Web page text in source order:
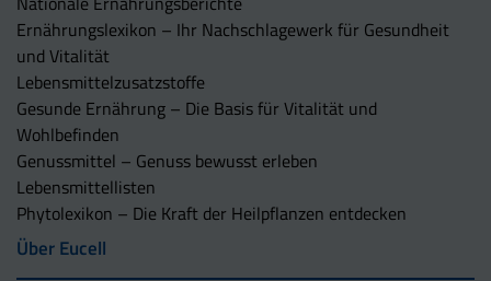
Ernährungslexikon – Ihr Nachschlagewerk für Gesundheit
und Vitalität
Lebensmittelzusatzstoffe
Gesunde Ernährung – Die Basis für Vitalität und
Wohlbefinden
Genussmittel – Genuss bewusst erleben
Lebensmittellisten
Phytolexikon – Die Kraft der Heilpflanzen entdecken
Über Eucell